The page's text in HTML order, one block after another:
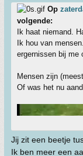
Op
volgende:
Ik haat niemand.
Ik hou van
ergernissen bij me
Mensen zijn
Of was het nu
Jij zit een beetje
Ik ben meer een